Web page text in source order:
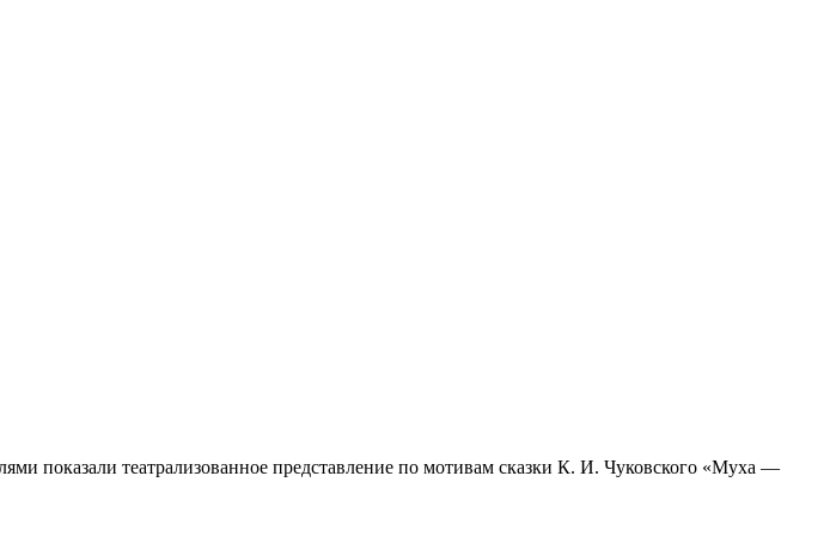
показали театрализованное представление по мотивам сказки К. И. Чуковского «Муха —